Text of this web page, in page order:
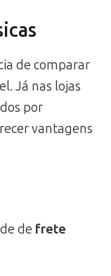
de comparar
Já nas lojas
por
vantagens
de frete